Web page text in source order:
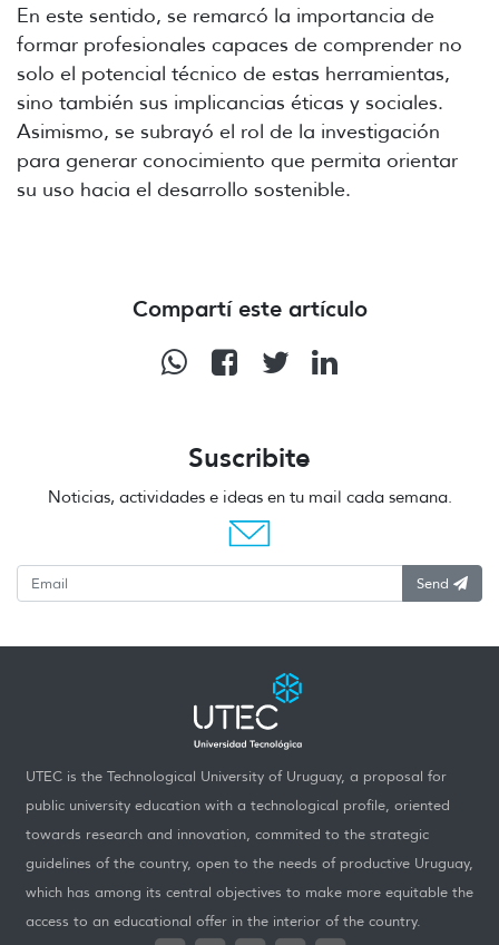
En este sentido, se remarcó la importancia de
formar profesionales capaces de comprender no
solo el potencial técnico de estas herramientas,
sino también sus implicancias éticas y sociales.
Asimismo, se subrayó el rol de la investigación
para generar conocimiento que permita orientar
su uso hacia el desarrollo sostenible.
Compartí este artículo
Suscribite
Noticias, actividades e ideas en tu mail cada semana.
Send
UTEC is the Technological University of Uruguay, a proposal for
public university education with a technological profile, oriented
towards research and innovation, commited to the strategic
guidelines of the country, open to the needs of productive Uruguay,
which has among its central objectives to make more equitable the
access to an educational offer in the interior of the country.